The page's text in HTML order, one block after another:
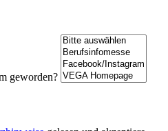
geworden?